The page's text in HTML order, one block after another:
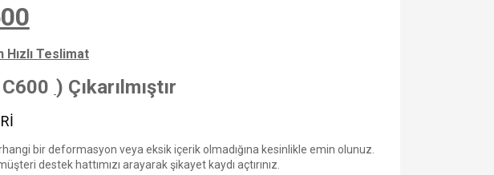
Hızlı Teslimat
) Çıkarılmıştır
bir deformasyon veya eksik içerik olmadığına kesinlikle emin olunuz.
destek hattımızı arayarak şikayet kaydı açtırınız.